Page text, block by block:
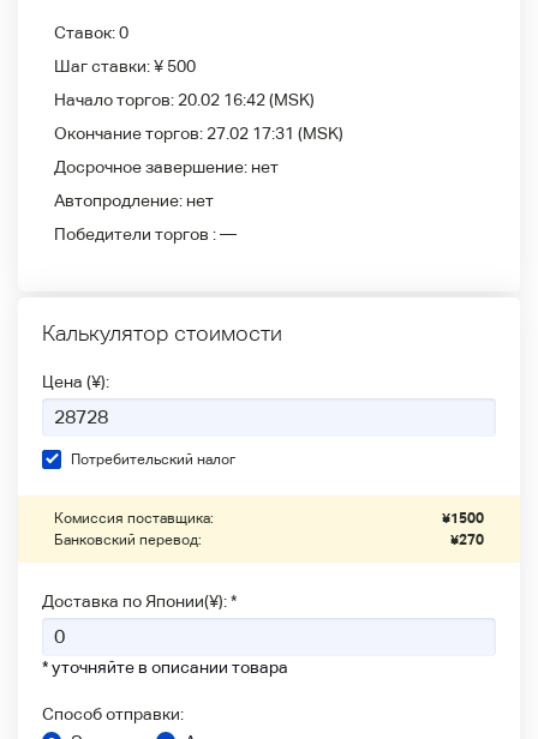
Ставок:0
Шаг ставки:¥ 500
Начало торгов: 20.02 16:42(MSK)
Окончание торгов: 27.02 17:31 (MSK)
Досрочное завершение: нет
Автопродление: нет
Победители
торгов :—
Калькулятор стоимости
Цена (¥):
Потребительский налог
Комиссия поставщика: ¥1500
Банковский перевод:
¥270
Доставка по Японии(¥): *
* уточняйте в описании товара
Способ отправки: